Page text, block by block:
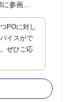
に参画
点でのアドバ
始、今後全国
援、システ
性能観点の補
POに対し
イスがで
ぜひご応